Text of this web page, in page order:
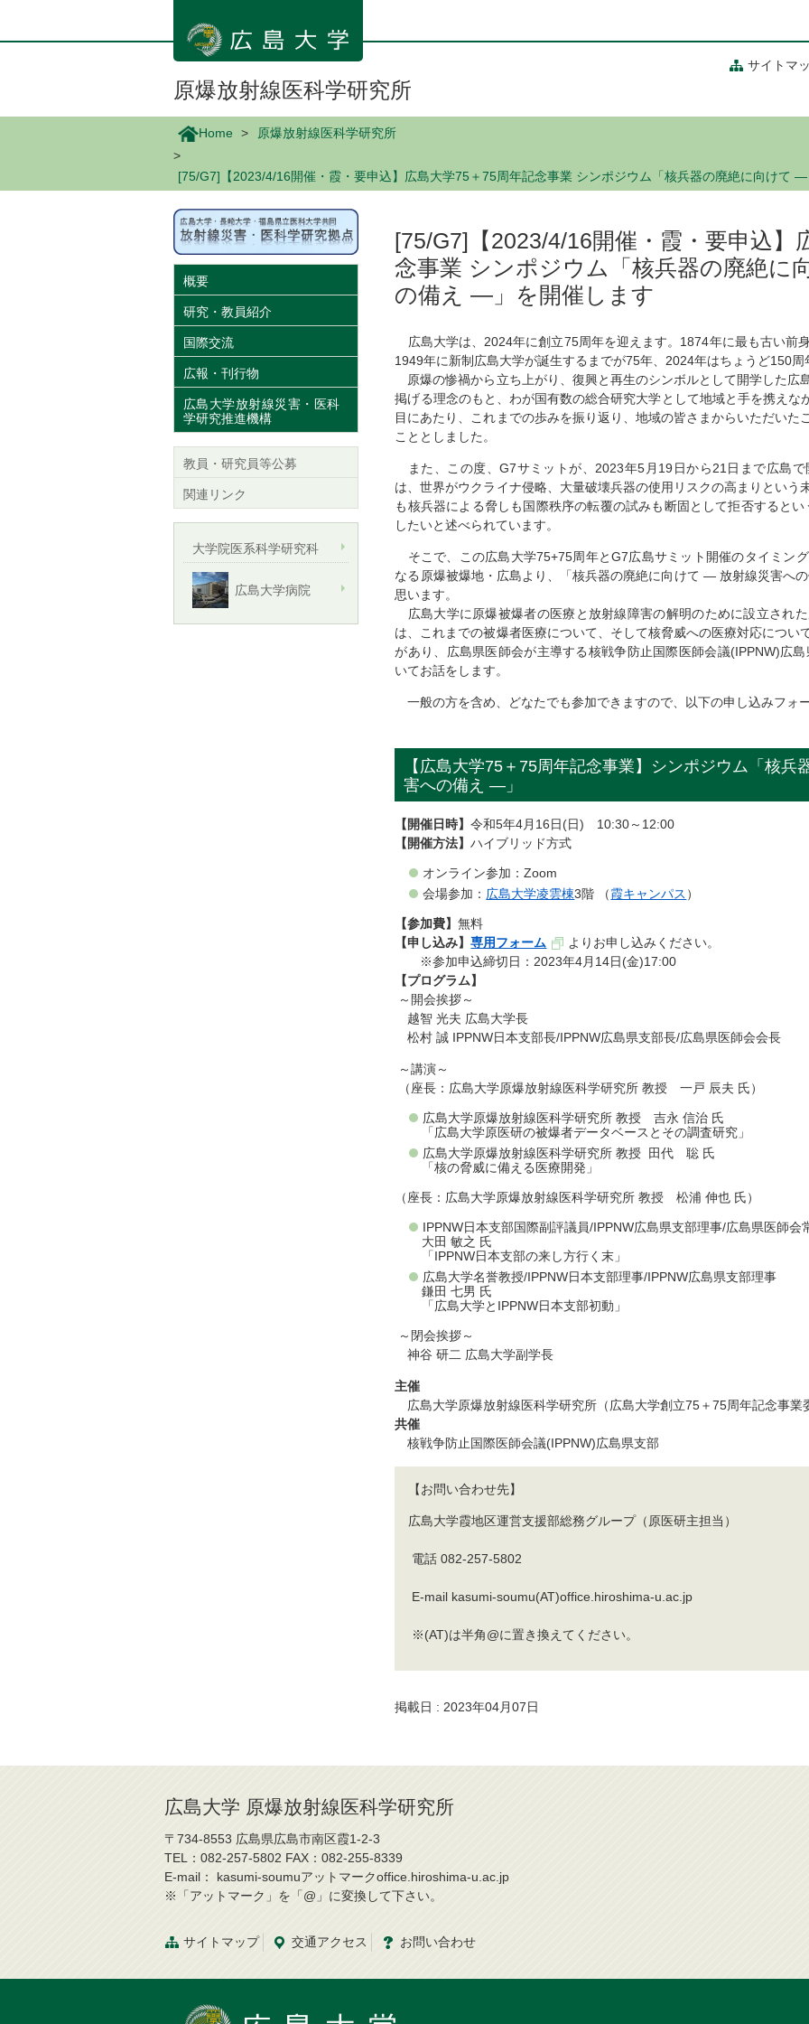
ン
サイトマ
原爆放射線医科学研究所
Home 原爆放射線医科学研究所
[75/G7]【2023/4/16開催・霞・要申込】広島大学75＋75周年記念事業 シンポジウム「核兵器の廃絶に向けて
[75/G7]【2023/4/16開催・霞・要申込】
念事業 シンポジウム「核兵器の廃絶に
の備え ―」を開催します
広島大学は、2024年に創立75周年を迎えます。1874年に最も古い前
1949年に新制広島大学が誕生するまでが75年、2024年はちょうど150周
原爆の惨禍から立ち上がり、復興と再生のシンボルとして開学した広
掲げる理念のもと、わが国有数の総合研究大学として地域と手を携えな
目にあたり、これまでの歩みを振り返り、地域の皆さまからいただいた
こととしました。
また、この度、G7サミットが、2023年5月19日から21日まで広島
は、世界がウクライナ侵略、大量破壊兵器の使用リスクの高まりという
も核兵器による脅しも国際秩序の転覆の試みも断固として拒否すると
したいと述べられています。
そこで、この広島大学75+75周年とG7広島サミット開催のタイミン
なる原爆被爆地・広島より、「核兵器の廃絶に向けて ― 放射線災害へ
思います。
広島大学に原爆被爆者の医療と放射線障害の解明のために設立され
は、これまでの被爆者医療について、そして核脅威への医療対応につい
があり、広島県医師会が主導する核戦争防止国際医師会議(IPPNW)広
いてお話をします。
一般の方を含め、どなたでも参加できますので、以下の申し込みフォ
【広島大学75＋75周年記念事業】シンポジウム「核
害への備え ―」
【開催日時】令和5年4月16日(日) 10:30～12:00
【開催方法】ハイブリッド方式
オンライン参加：Zoom
会場参加： 広島大学凌雲棟3階 （霞キャンパス ）
【参加費】無料
【申し込み】専用フォーム
よりお申し込みください。
※参加申込締切日：2023年4月14日(金)17:00
【プログラム】
～開会挨拶～
越智 光夫 広島大学長
松村 誠 IPPNW日本支部長/IPPNW広島県支部長/広島県医師会会長
～講演～
（座長：広島大学原爆放射線医科学研究所 教授 一戸 辰夫 氏）
広島大学原爆放射線医科学研究所 教授 吉永 信治 氏
「広島大学原医研の被爆者データベースとその調査研究」
広島大学原爆放射線医科学研究所 教授 田代 聡 氏
「核の脅威に備える医療開発」
（座長：広島大学原爆放射線医科学研究所 教授 松浦 伸也 氏）
IPPNW日本支部国際副評議員/IPPNW広島県支部理事/広島県医師会
大田 敏之 氏
「IPPNW日本支部の来し方行く末」
広島大学名誉教授/IPPNW日本支部理事/IPPNW広島県支部理事
鎌田 七男 氏
「広島大学とIPPNW日本支部初動」
～閉会挨拶～
神谷 研二 広島大学副学長
主催
広島大学原爆放射線医科学研究所（広島大学創立75＋75周年記念事業
共催
核戦争防止国際医師会議(IPPNW)広島県支部
【お問い合わせ先】
広島大学霞地区運営支援部総務グループ（原医研主担当）
電話 082-257-5802
E-mail kasumi-soumu(AT)office.hiroshima-u.ac.jp
※(AT)は半角@に置き換えてください。
掲載日 : 2023年04月07日
概要
研究・教員紹介
国際交流
広報・刊行物
広島大学放射線災害・医科
学研究推進機構
教員・研究員等公募
関連リンク
大学院医系科学研究科
広島大学病院
広島大学 原爆放射線医科学研究所
〒734-8553 広島県広島市南区霞1-2-3
TEL：082-257-5802 FAX：082-255-8339
E-mail： kasumi-soumuアットマークoffice.hiroshima-u.ac.jp
※「アットマーク」を「@」に変換して下さい。
サイトマップ 交通アクセス お問い合わせ